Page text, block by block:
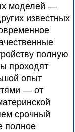
моделей —
известных
полную
проходят
опыт
— от
срочный
полное